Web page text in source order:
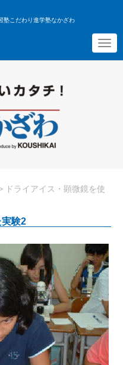
塾こだわり進学塾なかざわ
N
a
v
ドライアイス・顕微鏡を使
実験2